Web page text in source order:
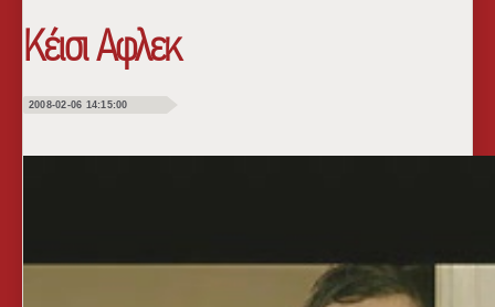
Κέισι Αφλεκ
2008-02-06 14:15:00